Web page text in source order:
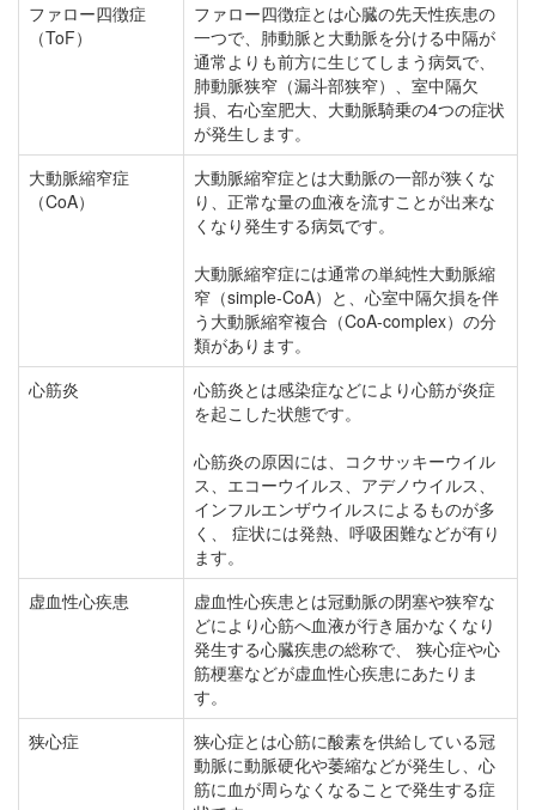
ファロー四徴症
（ToF）
ファロー四徴症とは心臓の先天性疾患の
一つで、肺動脈と大動脈を分ける中隔が
通常よりも前方に生じてしまう病気で、
肺動脈狭窄（漏斗部狭窄）、室中隔欠
損、右心室肥大、大動脈騎乗の4つの症状
が発生します。
大動脈縮窄症
（CoA）
大動脈縮窄症とは大動脈の一部が狭くな
り、正常な量の血液を流すことが出来な
くなり発生する病気です。
大動脈縮窄症には通常の単純性大動脈縮
窄（simple-CoA）と、心室中隔欠損を伴
う大動脈縮窄複合（CoA-complex）の分
類があります。
心筋炎
心筋炎とは感染症などにより心筋が炎症
を起こした状態です。
心筋炎の原因には、コクサッキーウイル
ス、エコーウイルス、アデノウイルス、
インフルエンザウイルスによるものが多
く、 症状には発熱、呼吸困難などが有り
ます。
虚血性心疾患
虚血性心疾患とは冠動脈の閉塞や狭窄な
どにより心筋へ血液が行き届かなくなり
発生する心臓疾患の総称で、 狭心症や心
筋梗塞などが虚血性心疾患にあたりま
す。
狭心症
狭心症とは心筋に酸素を供給している冠
動脈に動脈硬化や萎縮などが発生し、心
筋に血が周らなくなることで発生する症